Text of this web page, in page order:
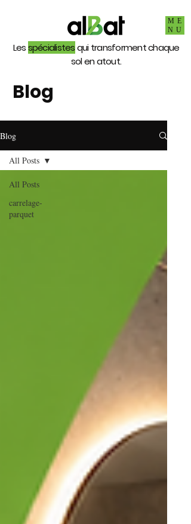
ME
NU
Lesspécialistesqui transforment chaque
sol en atout.
Blog
Blog
All Posts
carrelage-
parquet
All Posts